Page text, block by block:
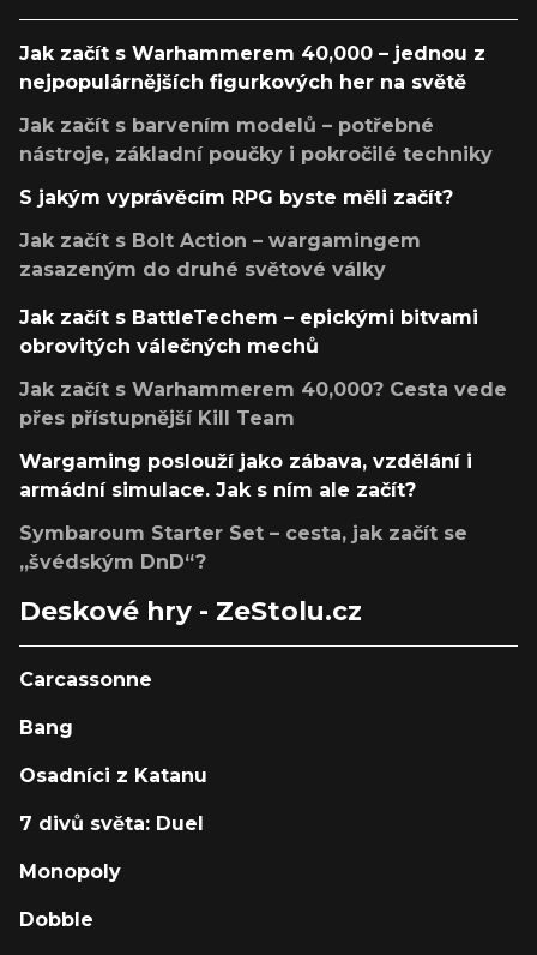
Jak začít s Warhammerem 40,000 – jednou z
nejpopulárnějších figurkových her na světě
Jak začít s barvením modelů – potřebné
nástroje, základní poučky i pokročilé techniky
S jakým vyprávěcím RPG byste měli začít?
Jak začít s Bolt Action – wargamingem
zasazeným do druhé světové války
Jak začít s BattleTechem – epickými bitvami
obrovitých válečných mechů
Jak začít s Warhammerem 40,000? Cesta vede
přes přístupnější Kill Team
Wargaming poslouží jako zábava, vzdělání i
armádní simulace. Jak s ním ale začít?
Symbaroum Starter Set – cesta, jak začít se
„švédským DnD“?
Deskové hry - ZeStolu.cz
Carcassonne
Bang
Osadníci z Katanu
7 divů světa: Duel
Monopoly
Dobble